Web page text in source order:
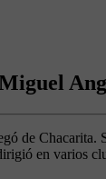
de Chacarita.
en varios